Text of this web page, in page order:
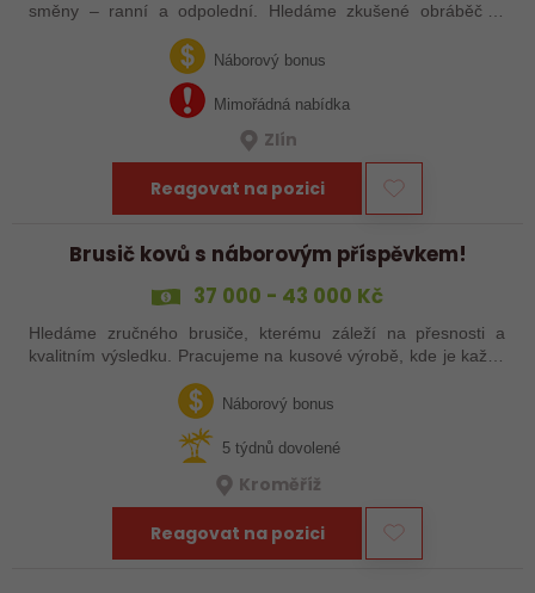
směny – ranní a odpolední. Hledáme zkušené obráběče i
šikovné nováčky, kteří chtějí dělat poctivé řemeslo na
zajímavých zakázkách. Zašlete…
Náborový bonus
Mimořádná nabídka
Zlín
Reagovat na pozici
Brusič kovů s náborovým příspěvkem!
37 000 - 43 000 Kč
Hledáme zručného brusiče, kterému záleží na přesnosti a
kvalitním výsledku. Pracujeme na kusové výrobě, kde je každý
plocho nebo kulato – nebo…Náborový bonus
5 týdnů dovolené
Kroměříž
Reagovat na pozici